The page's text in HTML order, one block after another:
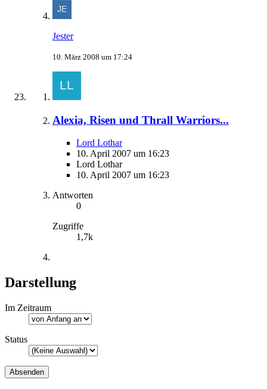
Jester
10. März 2008 um 17:24
Alexia, Risen und Thrall Warriors...
Lord Lothar
10. April 2007 um 16:23
Lord Lothar
10. April 2007 um 16:23
Antworten
0
Zugriffe
1,7k
Darstellung
Im Zeitraum
Status